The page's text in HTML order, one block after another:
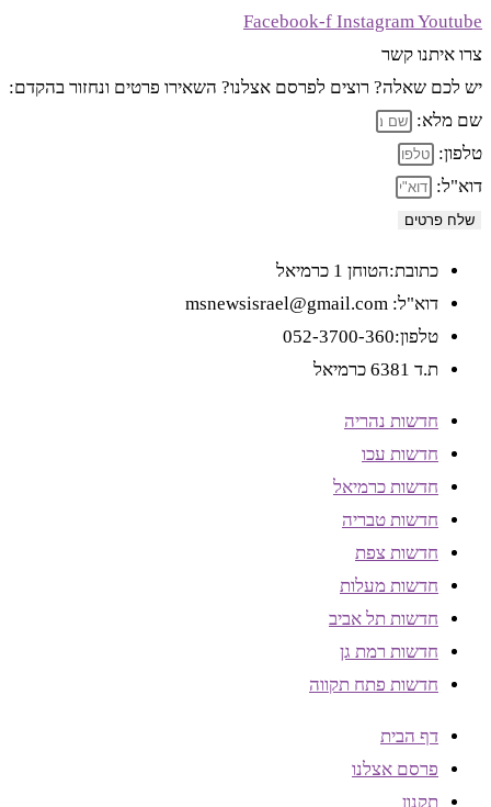
Facebook-f InstagramYoutube
צרו איתנו קשר
יש לכם שאלה? רוצים לפרסם אצלנו? השאירו פרטים ונחזור בהקדם:
שם מלא:
טלפון:
דוא"ל:
שלח פרטים
כתובת:הטוחן 1 כרמיאל
דוא"ל: msnewsisrael@gmail.com
טלפון:052-3700-360
ת.ד 6381 כרמיאל
חדשות נהריה
חדשות עכו
חדשות כרמיאל
חדשות טבריה
חדשות צפת
חדשות מעלות
חדשות תל אביב
חדשות רמת גן
חדשות פתח תקווה
דף הבית
פרסם אצלנו
תקנון